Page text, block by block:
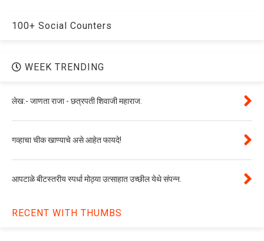
100+ Social Counters
WEEK TRENDING
लेख:- जाणता राजा - छत्रपती शिवाजी महाराज.
गव्हाचा चीक खाण्याचे असे आहेत फायदे!
आपटाळे बीटस्तरीय स्पर्धा मोठ्या उत्साहात उच्छील येथे संपन्न.
RECENT WITH THUMBS